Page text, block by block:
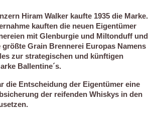
Hiram Walker kaufte 1935 die Marke.
kauften die neuen Eigentümer
mit Glenburgie und Miltonduff und
größte Grain Brennerei Europas Namens
zur strategischen und künftigen
Ballentine´s.
die Entscheidung der Eigentümer eine
der reifenden Whiskys in den